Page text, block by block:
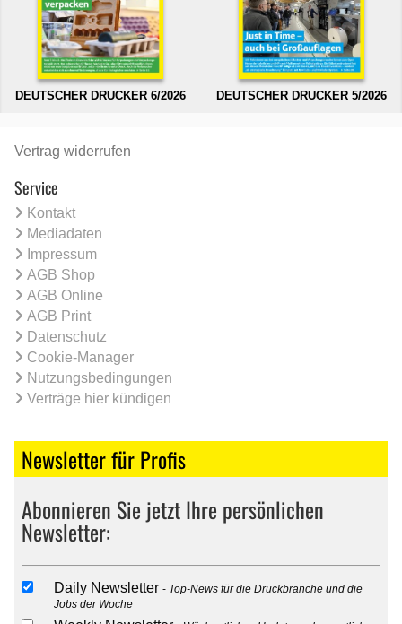
DEUTSCHER DRUCKER 6/2026 DEUTSCHER DRUCKER 5/2026
Vertrag widerrufen
Service
Kontakt
Mediadaten
Impressum
AGB Shop
AGB Online
AGB Print
Datenschutz
Cookie-Manager
Nutzungsbedingungen
Verträge hier kündigen
Newsletter für Profis
Abonnieren Sie jetzt Ihre persönlichen
Newsletter:
Daily Newsletter
Top-News für die Druckbranche und die
Jobs der Woche